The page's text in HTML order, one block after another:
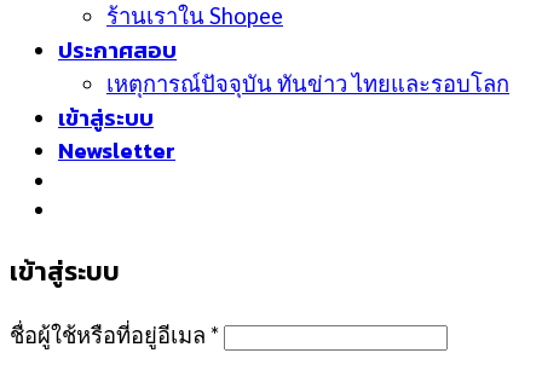
ร้านเราใน Shopee
ประกาศสอบ
เหตุการณ์ปัจจุบัน ทันข่าว ไทยและรอบโลก
เข้าสู่ระบบ
Newsletter
เข้าสู่ระบบ
ชื่อผู้ใช้หรือที่อยู่อีเมล *